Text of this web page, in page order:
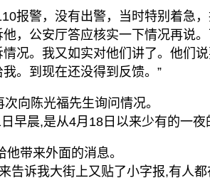
报警，没有出警，当时特别着急
，公安厅答应核实一下情况再说
况。我又如实对他们讲了。他们
。到现在还没得到反馈。”
向陈光福先生询问情况。
早晨,是从4月18日以来少有的一夜
带来外面的消息。
告诉我大街上又贴了小字报,有人